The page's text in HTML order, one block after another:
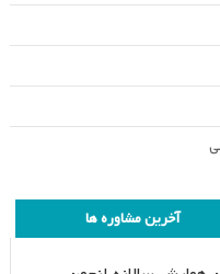
آخرین مشاوره ها